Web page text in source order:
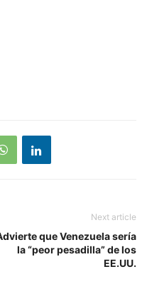
Next article
que Venezuela sería
la “peor pesadilla” de los
EE.UU.